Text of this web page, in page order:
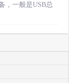
，一般是USB总